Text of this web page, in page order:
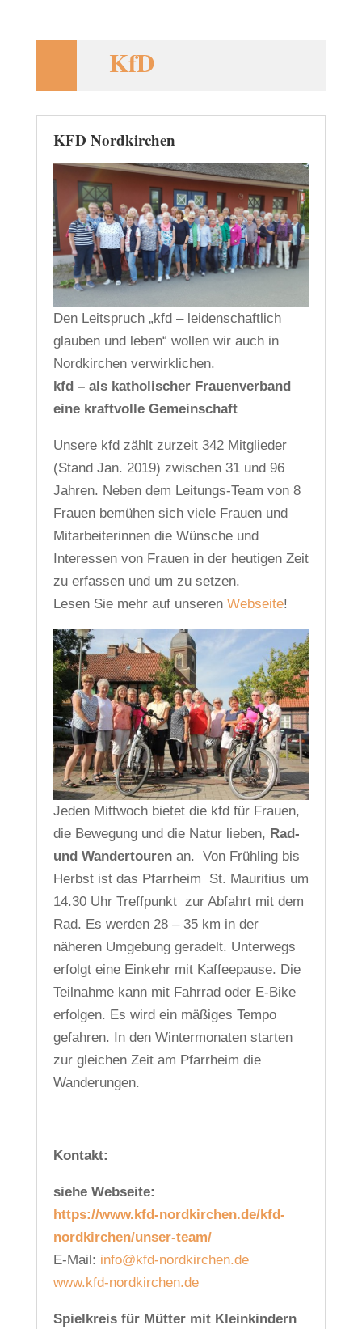
KfD
KFD Nordkirchen
Den Leitspruch „kfd – leidenschaftlich
glauben und leben“ wollen wir auch in
Nordkirchen verwirklichen.
kfd – als katholischer Frauenverband
eine kraftvolle Gemeinschaft
Unsere kfd zählt zurzeit 342 Mitglieder
(Stand Jan. 2019) zwischen 31 und 96
Jahren. Neben dem Leitungs-Team von 8
Frauen bemühen sich viele Frauen und
Mitarbeiterinnen die Wünsche und
Interessen von Frauen in der heutigen Zeit
zu erfassen und um zu setzen.
Lesen Sie mehr auf unseren Webseite!
Jeden Mittwoch bietet die kfd für Frauen,
die Bewegung und die Natur lieben, Rad-
und Wandertourenan. Von Frühling bis
Herbst ist das Pfarrheim St. Mauritius um
14.30 Uhr Treffpunkt zur Abfahrt mit dem
Rad. Es werden 28 – 35 km in der
näheren Umgebung geradelt. Unterwegs
erfolgt eine Einkehr mit Kaffeepause. Die
Teilnahme kann mit Fahrrad oder E-Bike
erfolgen. Es wird ein mäßiges Tempo
gefahren. In den Wintermonaten starten
zur gleichen Zeit am Pfarrheim die
Wanderungen.
Kontakt:
siehe Webseite:
https://www.kfd-nordkirchen.de/kfd-
nordkirchen/unser-team/
E-Mail: info@kfd-nordkirchen.de
www.kfd-nordkirchen.de
Spielkreis für Mütter mit Kleinkindern